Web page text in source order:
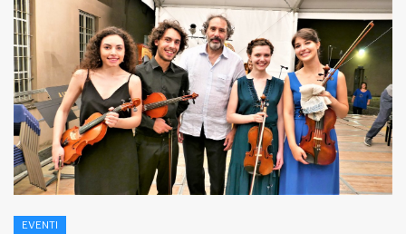
EVENTI